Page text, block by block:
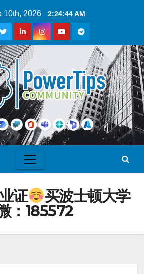
10th, 2026 2:24:45 AM
证
买波士顿大学
：185572